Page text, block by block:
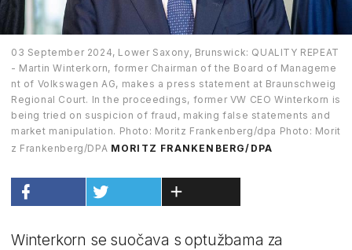
03 September 2024, Lower Saxony, Brunswick: QUALITY REPEAT
- Martin Winterkorn, former Chairman of the Board of Manageme
nt of Volkswagen AG, makes a press statement at Braunschweig
Regional Court. In the proceedings, former VW CEO Winterkorn is
being tried on suspicion of fraud, making false statements and
market manipulation. Photo: Moritz Frankenberg/dpa Photo: Morit
z Frankenberg/DPA MORITZ FRANKENBERG/DPA
Winterkorn se suočava s optužbama za